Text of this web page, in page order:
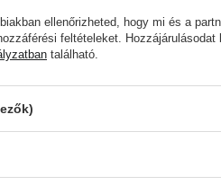
Ceramidokkal -
20ml
ellenőrizheted, hogy mi és a
feltételeket.
található.